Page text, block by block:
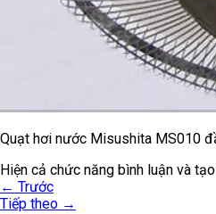
Quạt hơi nước Misushita MS010
Hiện cả chức năng bình luận và
← Trước
Tiếp theo →